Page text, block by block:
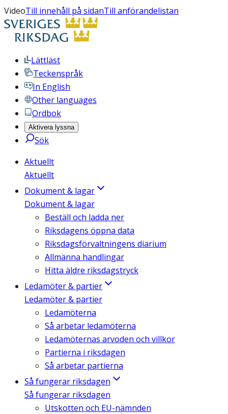
VideoTill innehåll på sidanTill anförandelistan
Lättläst
Teckenspråk
In English
Other languages
Ordbok
Aktivera lyssna
Sök
Aktuellt
Aktuellt
Dokument & lagar
Dokument & lagar
Beställ och ladda ner
Riksdagens öppna data
Riksdagsförvaltningens diarium
Allmänna handlingar
Hitta äldre riksdagstryck
Ledamöter & partier
Ledamöter & partier
Ledamöterna
Så arbetar ledamöterna
Ledamöternas arvoden och villkor
Partierna i riksdagen
Så arbetar partierna
Så fungerar riksdagen
Så fungerar riksdagen
Utskotten och EU-nämnden